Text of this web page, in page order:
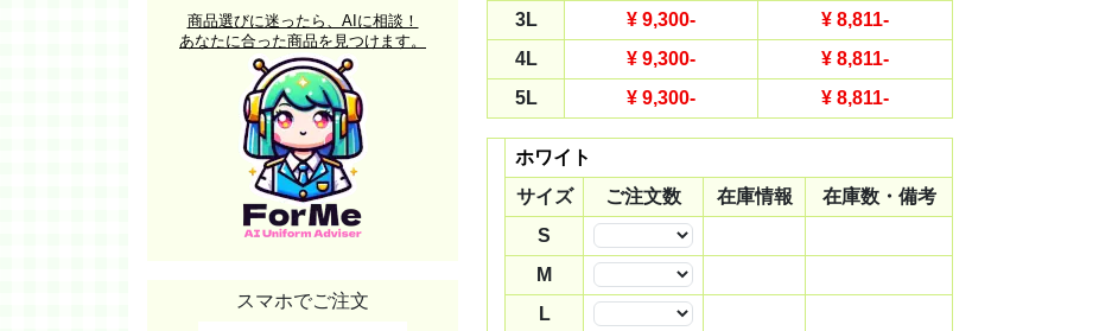
商品選びに迷ったら、AIに相談！
あなたに合った商品を見つけます。
スマホでご注文
3L
¥ 9,300- ¥ 8,811-
4L
¥ 9,300- ¥ 8,811-
5L
¥ 9,300- ¥ 8,811-
ホワイト
サイズ
ご注文数 在庫情報
在庫数・備考
S
M
L